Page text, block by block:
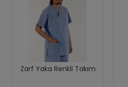
Zarf Yaka Renkli Takım